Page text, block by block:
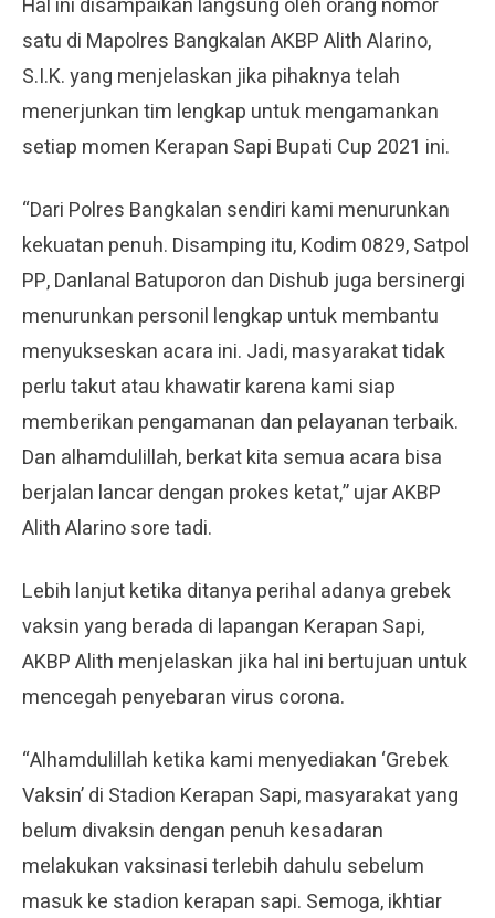
Hal ini disampaikan langsung oleh orang nomor
satu di Mapolres Bangkalan AKBP Alith Alarino,
S.I.K. yang menjelaskan jika pihaknya telah
menerjunkan tim lengkap untuk mengamankan
setiap momen Kerapan Sapi Bupati Cup 2021 ini.
“Dari Polres Bangkalan sendiri kami menurunkan
kekuatan penuh. Disamping itu, Kodim 0829, Satpol
PP, Danlanal Batuporon dan Dishub juga bersinergi
menurunkan personil lengkap untuk membantu
menyukseskan acara ini. Jadi, masyarakat tidak
perlu takut atau khawatir karena kami siap
memberikan pengamanan dan pelayanan terbaik.
Dan alhamdulillah, berkat kita semua acara bisa
berjalan lancar dengan prokes ketat,” ujar AKBP
Alith Alarino sore tadi.
Lebih lanjut ketika ditanya perihal adanya grebek
vaksin yang berada di lapangan Kerapan Sapi,
AKBP Alith menjelaskan jika hal ini bertujuan untuk
mencegah penyebaran virus corona.
“Alhamdulillah ketika kami menyediakan ‘Grebek
Vaksin’ di Stadion Kerapan Sapi, masyarakat yang
belum divaksin dengan penuh kesadaran
melakukan vaksinasi terlebih dahulu sebelum
masuk ke stadion kerapan sapi. Semoga, ikhtiar